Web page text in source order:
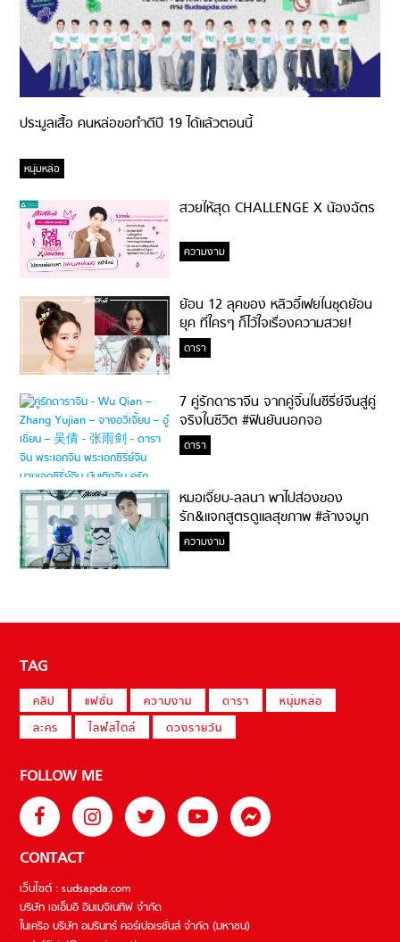
ประมูลเสื้อ คนหล่อขอทำดีปี 19 ได้แล้วตอนนี้
หนุ่มหล่อ
สวยให้สุด CHALLENGE X น้องฉัตร
ความงาม
ย้อน 12 ลุคของ หลิวอี้เฟยในชุดย้อน
ยุค ที่ใครๆ ก็ไว้ใจเรื่องความสวย!
ดารา
7 คู่รักดาราจีน จากคู่จิ้นในซีรี่ย์จีนสู่คู่
จริงในชีวิต #ฟินยันนอกจอ
ดารา
หมอเจี๊ยบ-ลลนา พาไปส่องของ
รัก&แจกสูตรดูแลสุขภาพ #ล้างจมูก
ไม่ยากจะสอนให้
ความงาม
TAG
คลิป แฟชั่น ความงาม ดารา
หนุ่มหล่อ
ละคร
ไลฟ์สไตล์ ดวงรายวัน
FOLLOW ME
CONTACT
เว็บไซต์ : sudsapda.com
บริษัท เอเอ็มอี อิมเมจิเนทีฟ จำกัด
ในเครือ บริษัท อมรินทร์ คอร์เปอเรชั่นส์ จำกัด (มหาชน)